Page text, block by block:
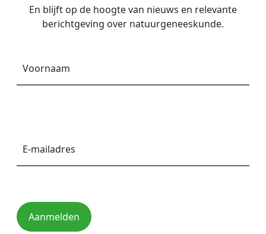
En blijft op de hoogte van nieuws en relevante
berichtgeving over natuurgeneeskunde.
Aanmelden